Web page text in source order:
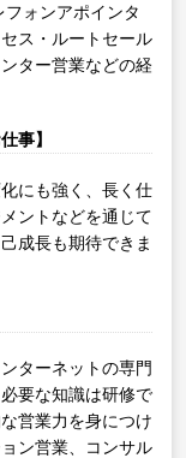
ォンアポインタ
ス・ルートセール
ター営業などの経
事】
にも強く、長く仕
ントなどを通じて
成長も期待できま
ターネットの専門
要な知識は研修で
営業力を身につけ
ン営業、コンサル